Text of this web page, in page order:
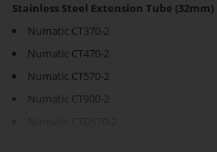
Stainless Steel Extension Tube (32mm)
Numatic CT370-2
Numatic CT470-2
Numatic CT570-2
Numatic CT900-2